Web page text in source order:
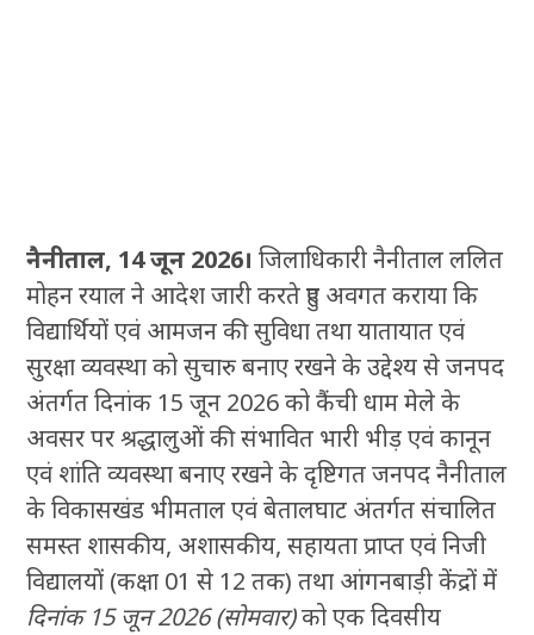
नैनीताल, 14 जून 2026। जिलाधिकारी नैनीताल ललित
मोहन रयाल ने आदेश जारी करते हुए अवगत कराया कि
विद्यार्थियों एवं आमजन की सुविधा तथा यातायात एवं
सुरक्षा व्यवस्था को सुचारु बनाए रखने के उद्देश्य से जनपद
अंतर्गत दिनांक 15 जून 2026 को कैंची धाम मेले के
अवसर पर श्रद्धालुओं की संभावित भारी भीड़ एवं कानून
एवं शांति व्यवस्था बनाए रखने के दृष्टिगत जनपद नैनीताल
के विकासखंड भीमताल एवं बेतालघाट अंतर्गत संचालित
समस्त शासकीय, अशासकीय, सहायता प्राप्त एवं निजी
विद्यालयों (कक्षा 01 से 12 तक) तथा आंगनबाड़ी केंद्रों में
दिनांक 15 जून 2026 (सोमवार)को एक दिवसीय